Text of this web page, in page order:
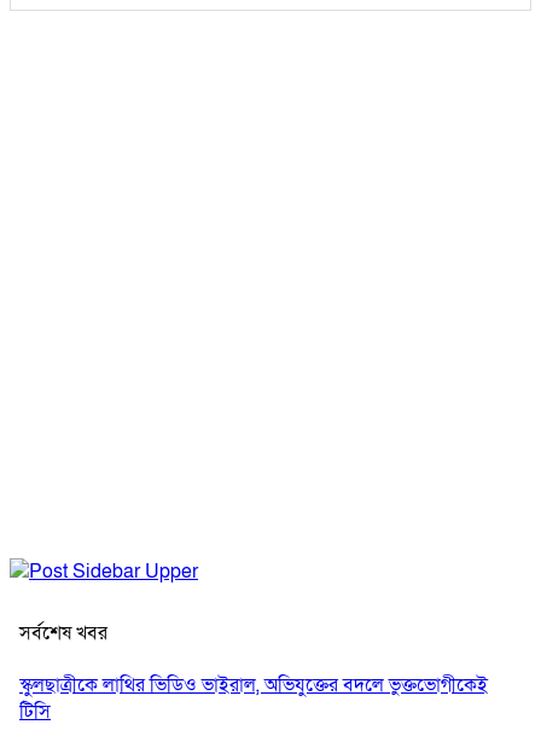
সর্বশেষ খবর
স্কুলছাত্রীকে লাথির ভিডিও ভাইরাল, অভিযুক্তের বদলে ভুক্তভোগীকেই
টিসি